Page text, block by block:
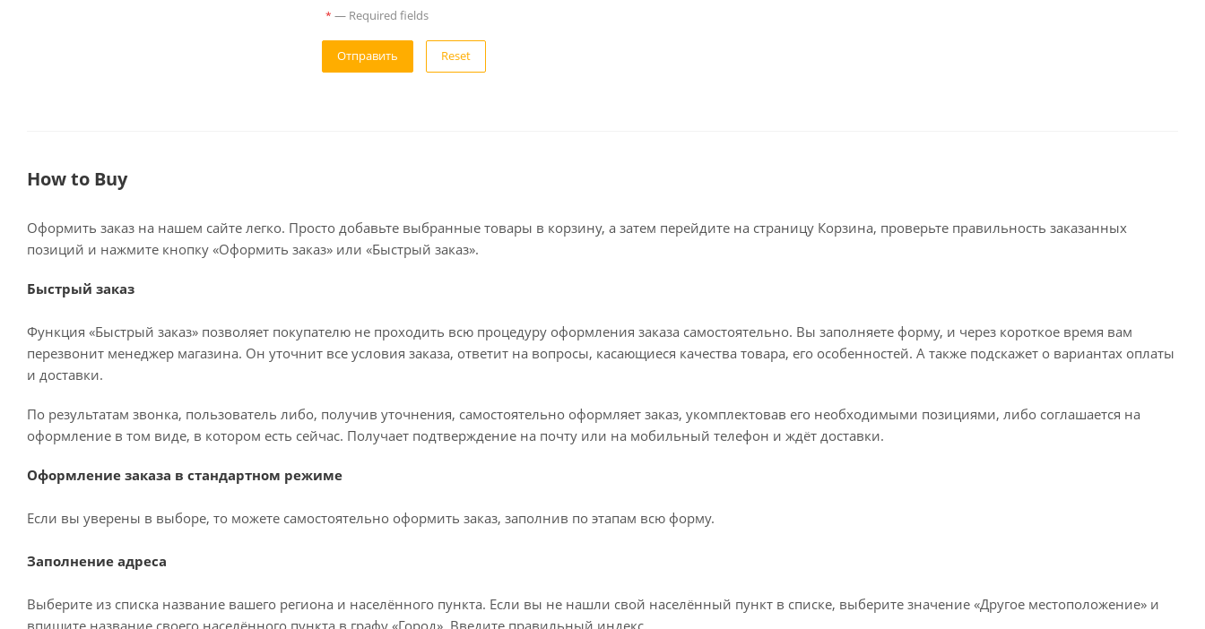
* — Required fields
Reset
How to Buy
Оформить заказ на нашем сайте легко. Просто добавьте выбранные товары в корзину, а затем перейдите на страницу Корзина, проверьте правильность заказанных
позиций и нажмите кнопку «Оформить заказ» или «Быстрый заказ».
Быстрый заказ
Функция «Быстрый заказ» позволяет покупателю не проходить всю процедуру оформления заказа самостоятельно. Вы заполняете форму, и через короткое время вам
перезвонит менеджер магазина. Он уточнит все условия заказа, ответит на вопросы, касающиеся качества товара, его особенностей. А также подскажет о вариантах оплаты
и доставки.
По результатам звонка, пользователь либо, получив уточнения, самостоятельно оформляет заказ, укомплектовав его необходимыми позициями, либо соглашается на
оформление в том виде, в котором есть сейчас. Получает подтверждение на почту или на мобильный телефон и ждёт доставки.
Оформление заказа в стандартном режиме
Если вы уверены в выборе, то можете самостоятельно оформить заказ, заполнив по этапам всю форму.
Заполнение адреса
Выберите из списка название вашего региона и населённого пункта. Если вы не нашли свой населённый пункт в списке, выберите значение «Другое местоположение» и
впишите название своего населённого пункта в графу «Город». Введите правильный индекс.